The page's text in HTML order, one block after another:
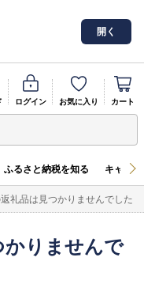
開く
ログイン お気に入り カート
ふるさと納税を知る キャン
礼品は見つかりませんでした
かりませんで